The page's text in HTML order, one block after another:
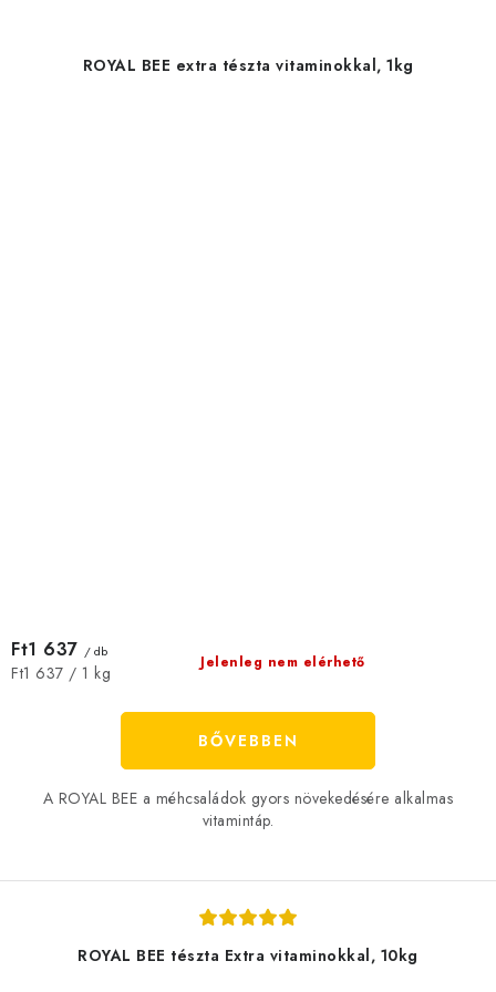
ROYAL BEE extra tészta vitaminokkal, 1kg
Jelenleg nem elérhető
Ft1 637 / db
Egységár:
Ft1 637 / 1 kg
BŐVEBBEN
A ROYAL BEE a méhcsaládok gyors növekedésére alkalmas
vitamintáp.
ROYAL BEE tészta Extra vitaminokkal, 10kg